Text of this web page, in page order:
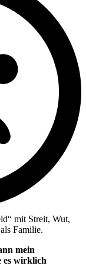
mit Streit, Wut,
Familie.
mein
es wirklich